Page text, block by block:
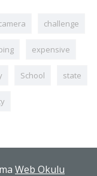
challenge
expensive
School state
Web Okulu